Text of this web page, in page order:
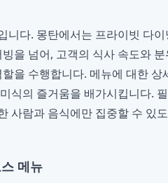
니다. 몽탄에서는 프라이빗 다
을 넘어, 고객의 식사 속도와
을 수행합니다. 메뉴에 대한
식의 즐거움을 배가시킵니다.
사람과 음식에만 집중할 수 있
메뉴